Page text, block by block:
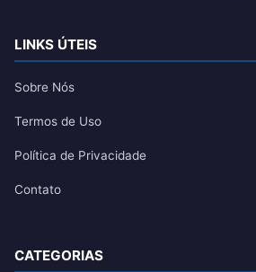
LINKS ÚTEIS
Sobre Nós
Termos de Uso
Política de Privacidade
Contato
CATEGORIAS